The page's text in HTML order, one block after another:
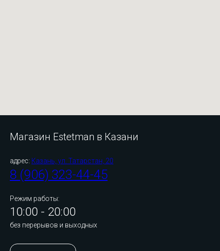
Магазин Estetman в Казани
адрес: Казань, ул. Татарстан, 20
8 (906) 323-44-45
Режим работы:
10:00 - 20:00
без перерывов и выходных